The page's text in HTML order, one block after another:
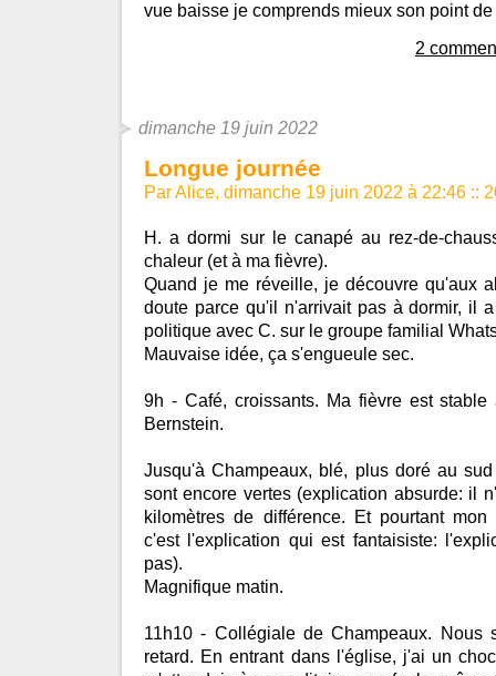
vue baisse je comprends mieux son point de
2
dimanche 19 juin 2022
Longue journée
Par Alice, dimanche 19 juin 2022 à 22:46 ::
H. a dormi sur le canapé au rez-de-
chaleur (et à ma fièvre).
Quand je me réveille, je découvre qu'aux
doute parce qu'il n'arrivait pas à dormir, il
politique avec C. sur le groupe familial
Mauvaise idée, ça s'engueule sec.
9h - Café, croissants. Ma fièvre est
Bernstein.
Jusqu'à Champeaux, blé, plus doré au
sont encore vertes (explication absurde: il
kilomètres de différence. Et pourtant
c'est l'explication qui est fantaisiste:
pas).
Magnifique matin.
11h10 - Collégiale de Champeaux. Nous
retard. En entrant dans l'église, j'ai un